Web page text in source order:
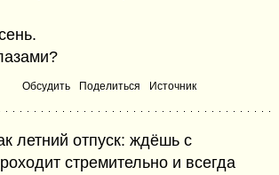
Обсудить Поделиться Источник
летний отпуск: ждёшь с
стремительно и всегда